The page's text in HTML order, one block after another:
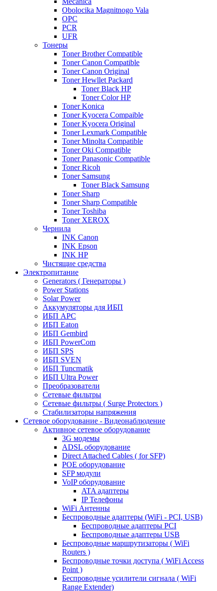
Obolocika Magnitnogo Vala
OPC
PCR
UFR
Тонеры
Toner Brother Compatible
Toner Canon Compatible
Toner Canon Original
Toner Hewllet Packard
Toner Black HP
Toner Color HP
Toner Konica
Toner Kyocera Compaible
Toner Kyocera Original
Toner Lexmark Compatible
Toner Minolta Compatible
Toner Oki Compatible
Toner Panasonic Compatible
Toner Ricoh
Toner Samsung
Toner Black Samsung
Toner Sharp
Toner Sharp Compatible
Toner Toshiba
Toner XEROX
Чернила
INK Canon
INK Epson
INK HP
Чистящие средства
Электропитание
Generators ( Генераторы )
Power Stations
Solar Power
Аккумуляторы для ИБП
ИБП APC
ИБП Eaton
ИБП Gembird
ИБП PowerCom
ИБП SPS
ИБП SVEN
ИБП Tuncmatik
ИБП Ultra Power
Преобразователи
Сетевые фильтры
Сетевые фильтры ( Surge Protectors )
Стабилизаторы напряжения
Сетевое оборудование - Видеонаблюдение
Активное сетевое оборудование
3G модемы
ADSL оборудование
Direct Attached Cables ( for SFP)
POE оборудование
SFP модули
VoIP оборудование
ATA адаптеры
IP Телефоны
WiFi Антенны
Беспроводные адаптеры (WiFi - PCI, USB)
Беспроводные адаптеры PCI
Беспроводные адаптеры USB
Беспроводные маршрутизаторы ( WiFi
Routers )
Беспроводные точки доступа ( WiFi Access
Point )
Беспроводные усилители сигнала ( WiFi
Range Extender)